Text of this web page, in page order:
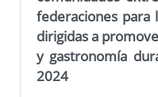
federaciones para
dirigidas a
y gastronomía
2024